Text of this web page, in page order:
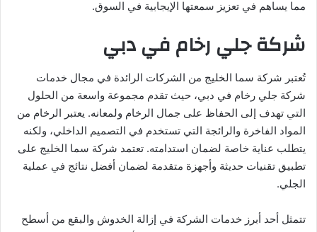
مما يساهم في تعزيز سمعتها الإيجابية في السوق.
شركة جلي رخام في دبي
تُعتبر شركة سما الخليج من الشركات الرائدة في مجال خدمات
شركة جلي رخام في دبي، حيث تقدم مجموعة واسعة من الحلول
التي تهدف إلى الحفاظ على جمال الرخام ولمعانه. يعتبر الرخام من
المواد الفاخرة والرائجة التي تستخدم في التصميم الداخلي، ولكنه
يتطلب عناية خاصة لضمان استدامته. تعتمد شركة سما الخليج على
تطبيق تقنيات حديثة وأجهزة متقدمة لضمان أفضل نتائج في عملية
الجلي.
تتمثل أحد أبرز خدمات الشركة في إزالة الخدوش والبقع من أسطح